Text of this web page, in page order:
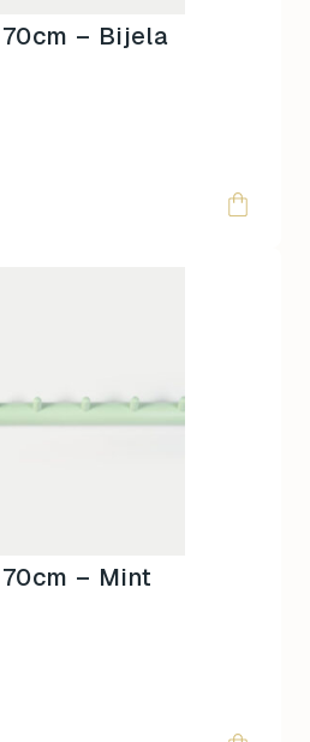
– Bijela
– Mint